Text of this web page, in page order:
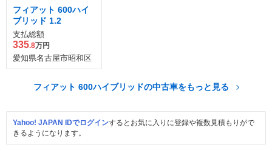
フィアット 600ハイ
ブリッド 1.2
支払総額
335.8万円
愛知県名古屋市昭和区
フィアット 600ハイブリッドの中古車をもっと見る
Yahoo! JAPAN IDでログインするとお気に入りに登録や複数見積もりがで
きるようになります。